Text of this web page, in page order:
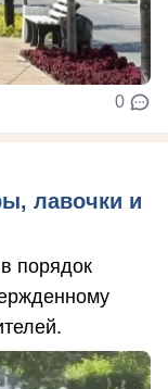
0
лавочки и
порядок